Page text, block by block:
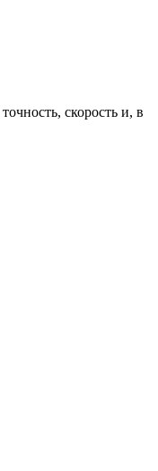
скорость и, в